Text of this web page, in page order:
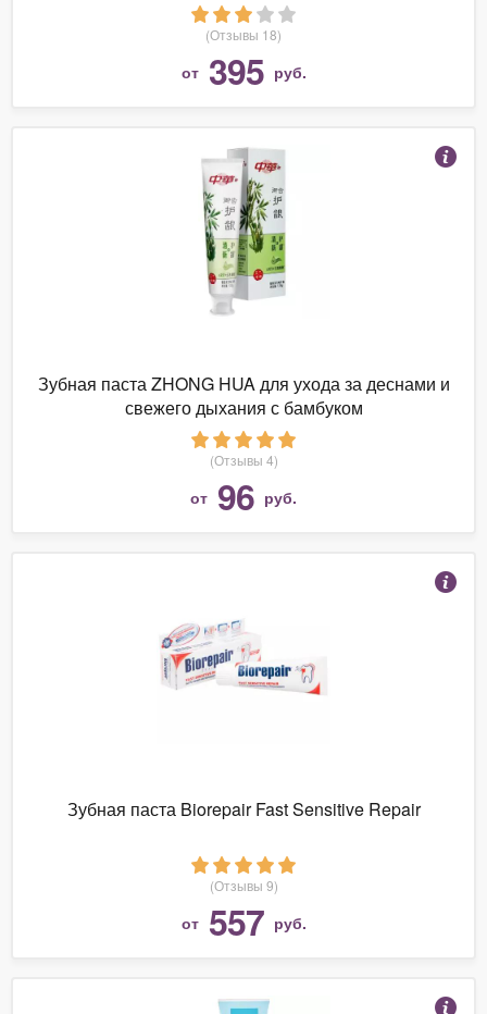
(Отзывы 18)
от 395 руб.
Зубная паста ZHONG HUA для ухода за деснами и
свежего дыхания с бамбуком
(Отзывы 4)
от 96 руб.
Зубная паста Biorepair Fast Sensitive Repair
(Отзывы 9)
от 557 руб.